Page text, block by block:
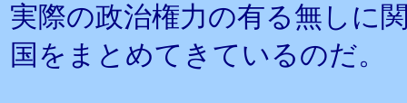
実際の政治権力の有る無しに
国をまとめてきているのだ。